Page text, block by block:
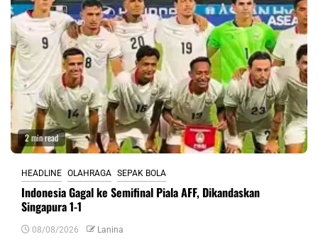
2 min read
HEADLINE OLAHRAGA SEPAK BOLA
Indonesia Gagal ke Semifinal Piala AFF, Dikandaskan
Singapura 1-1
08/08/2026 Lanina